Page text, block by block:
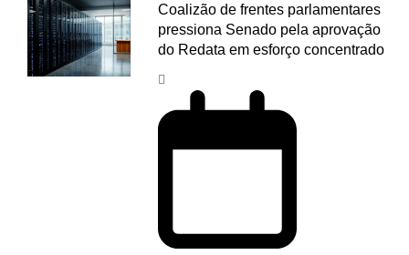
Coalizão de frentes parlamentares
pressiona Senado pela aprovação
do Redata em esforço concentrado